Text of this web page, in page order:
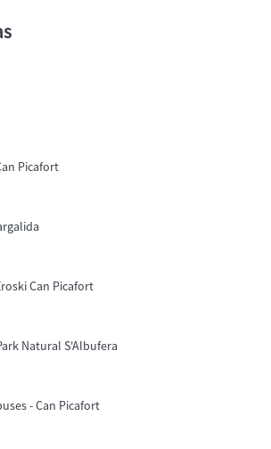
Picafort
Can Picafort
Natural S'Albufera
- Can Picafort